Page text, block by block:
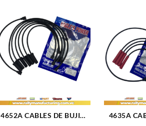
4652A CABLES DE BUJIA
4635A